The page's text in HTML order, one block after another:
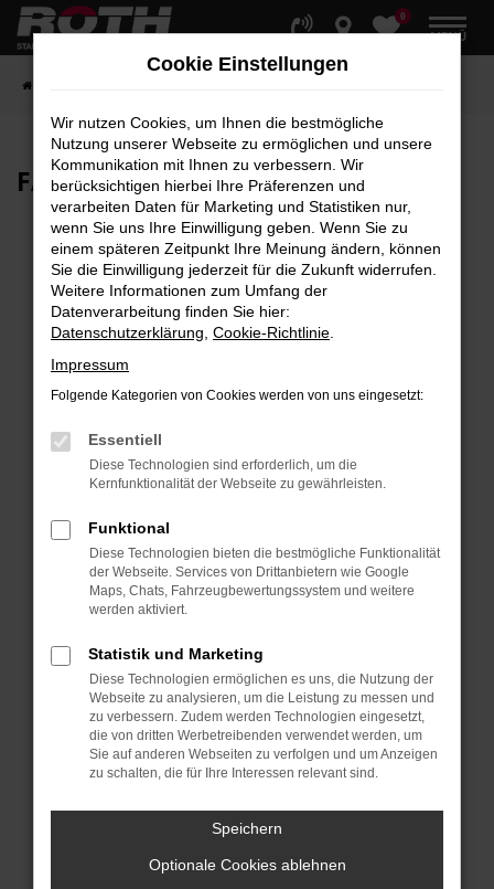
Zum
Hauptinhalt
0
MENÜ
FAHRZEUG-SHOWROOM
Fehler: Network Error
Beim Laden ist ein Fehler aufgetreten.
Hier sind ein paar Tipps, die dir helfen können:
Überprüfe deine Firewall und deine
Laden andere Webseiten, zum Beispiel deine
Suchmaschine?
Prüfe deine Browsererweiterungen.
Manche Erweiterungen, wie Werbeblocker,
können das Laden bestimmter Seiten
verhindern. Funktioniert die Seite in einem
anderen Browser oder in einem privaten
Fenster?
Starte dein Gerät neu.
Das kann manchmal helfen, vorübergehende
Probleme zu beheben.
Stelle sicher, dass dein Browser und dein
Betriebssystem auf dem neuesten Stand
sind.
Sicherheitsrisiko, sondern kann auch dazu
unterstützt werden.
Cookie Einstellungen
Wir nutzen Cookies, um Ihnen die bestmögliche
Nutzung unserer Webseite zu ermöglichen und unsere
Kommunikation mit Ihnen zu verbessern. Wir
berücksichtigen hierbei Ihre Präferenzen und
verarbeiten Daten für Marketing und Statistiken nur,
wenn Sie uns Ihre Einwilligung geben. Wenn Sie zu
einem späteren Zeitpunkt Ihre Meinung ändern, können
Sie die Einwilligung jederzeit für die Zukunft widerrufen.
Weitere Informationen zum Umfang der
Datenverarbeitung finden Sie hier:
Datenschutzerklärung Cookie-Richtlinie
Impressum
Folgende Kategorien von Cookies werden von uns eingesetzt:
Essentiell
Diese Technologien sind erforderlich, um die
Kernfunktionalität der Webseite zu gewährleisten.
Funktional
Diese Technologien bieten die bestmögliche Funktionalität
der Webseite. Services von Drittanbietern wie Google
Maps, Chats, Fahrzeugbewertungssystem und weitere
werden aktiviert.
Statistik und Marketing
Diese Technologien ermöglichen es uns, die Nutzung der
Webseite zu analysieren, um die Leistung zu messen und
zu verbessern. Zudem werden Technologien eingesetzt,
die von dritten Werbetreibenden verwendet werden, um
Sie auf anderen Webseiten zu verfolgen und um Anzeigen
zu schalten, die für Ihre Interessen relevant sind.
Speichern
Optionale Cookies ablehnen